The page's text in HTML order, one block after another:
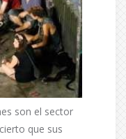
son el sector
que sus